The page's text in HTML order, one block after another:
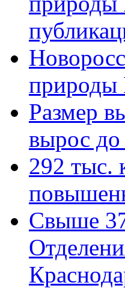
природы
Размер
вырос
292 тыс.
Свыше